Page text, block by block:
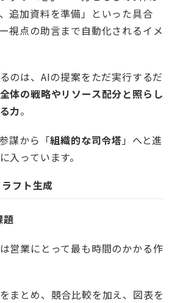
追加資料を準備」といった具合
視点の助言まで自動化されるイメ
のは、AIの提案をただ実行するだ
体の戦略やリソース配分と照らし
力。
謀から「組織的な司令塔 」へと進
入っています。
フト生成
題
営業にとって最も時間のかかる作
まとめ、競合比較を加え、図表を